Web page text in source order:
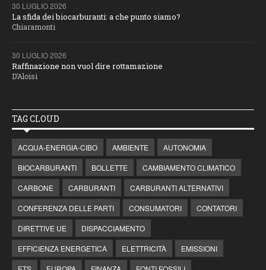
30 LUGLIO 2026
La sfida dei biocarburanti: a che punto siamo?
Chiaramonti
30 LUGLIO 2026
Raffinazione non vuol dire rottamazione
D’Aloisi
TAG CLOUD
ACQUA-ENERGIA-CIBO AMBIENTE
AUTONOMIA
BIOCARBURANTI
BOLLETTE
CAMBIAMENTO CLIMATICO
CARBONE
CARBURANTI
CARBURANTI ALTERNATIVI
CONFERENZA DELLE PARTI
CONSUMATORI
CONTATORI
DIRETTIVE UE
DISPACCIAMENTO
EFFICIENZA ENERGETICA
ELETTRICITÀ
EMISSIONI